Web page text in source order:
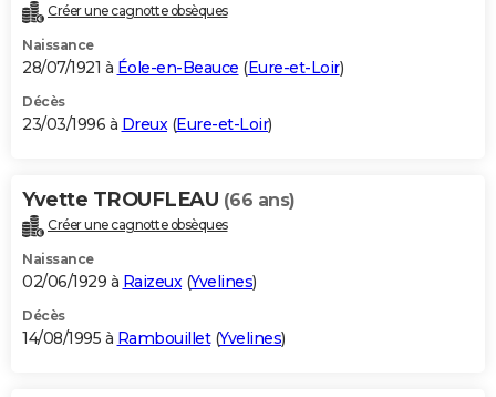
Créer une cagnotte obsèques
Naissance
28/07/1921 à Éole-en-Beauce (Eure-et-Loir)
Décès
23/03/1996 à Dreux(Eure-et-Loir)
Yvette TROUFLEAU (66 ans)
Créer une cagnotte obsèques
Naissance
02/06/1929 à Raizeux(Yvelines)
Décès
14/08/1995 à Rambouillet(Yvelines)